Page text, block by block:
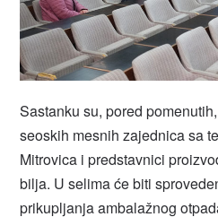
Sastanku su, pored
seoskih mesnih zajednica sa
Mitrovica i predstavnici
bilja. U selima će biti
prikupljanja ambalažnog